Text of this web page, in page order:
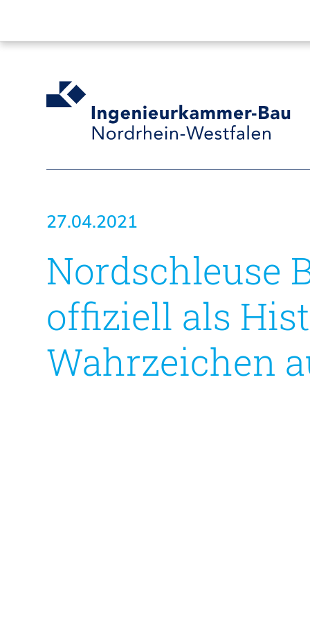
27.04.2021
Nordschleuse
offiziell als
Wahrzeichen